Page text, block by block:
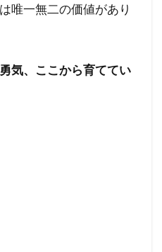
唯一無二の価値があり
気、ここから育ててい